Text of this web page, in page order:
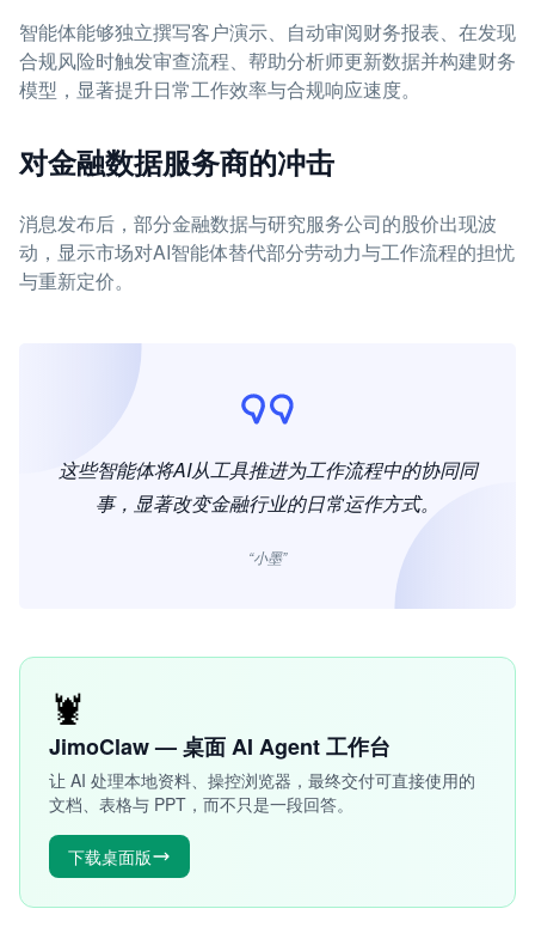
智能体能够独立撰写客户演示、自动审阅财务报表、在发现
合规风险时触发审查流程、帮助分析师更新数据并构建财务
模型，显著提升日常工作效率与合规响应速度。
对金融数据服务商的冲击
消息发布后，部分金融数据与研究服务公司的股价出现波
动，显示市场对AI智能体替代部分劳动力与工作流程的担忧
与重新定价。
这些智能体将AI从工具推进为工作流程中的协同同
事，显著改变金融行业的日常运作方式。
“小墨”
🦞
JimoClaw — 桌面 AI Agent 工作台
让 AI 处理本地资料、操控浏览器，最终交付可直接使用的
文档、表格与 PPT，而不只是一段回答。
下载桌面版